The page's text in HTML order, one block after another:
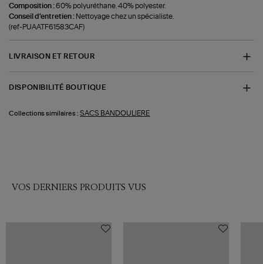
Composition :60% polyuréthane. 40% polyester.
Conseil d'entretien : Nettoyage chez un spécialiste.
(ref-PUAATF61583CAF)
LIVRAISON ET RETOUR
DISPONIBILITÉ BOUTIQUE
Collections similaires : SACS BANDOULIERE
VOS DERNIERS PRODUITS VUS